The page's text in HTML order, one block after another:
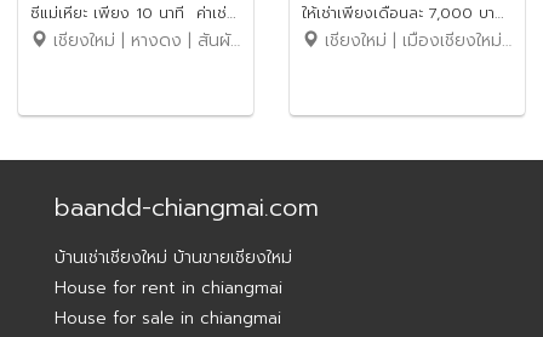
ซีแม่เหียะ เพียง 10 นาที ค่าเช่า
22,000 บาท / เดือน รหัส
เชียงใหม่ | หางดง | สันผักหวาน
ให้เช่าเพียงเดือนละ 7,000 บาท
No.1H320
เชียงใหม่ | เมืองเชียงใหม่ | ท่าศาลา
baandd-chiangmai.com
บ้านเช่าเชียงใหม่ บ้านขายเชียงใหม่
House for rent in chiangmai
House for sale in chiangmai